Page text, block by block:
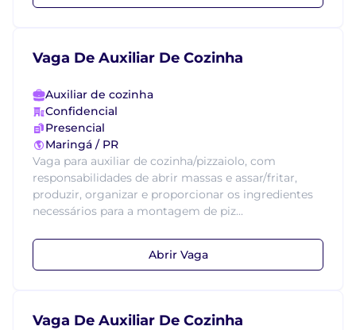
Vaga De Auxiliar De Cozinha
Auxiliar de cozinha
Confidencial
Presencial
Maringá / PR
Vaga para auxiliar de cozinha/pizzaiolo, com
responsabilidades de abrir massas e assar/fritar,
produzir, organizar e proporcionar os ingredientes
necessários para a montagem de piz...
Abrir Vaga
Vaga De Auxiliar De Cozinha